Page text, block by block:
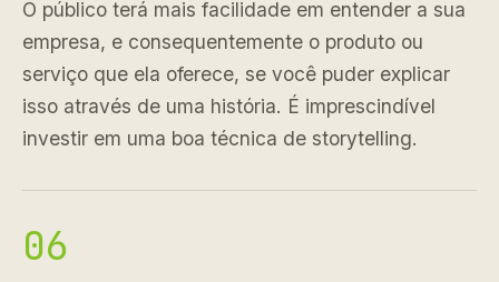
O público terá mais facilidade em entender a sua
empresa, e consequentemente o produto ou
serviço que ela oferece, se você puder explicar
isso através de uma história. É imprescindível
investir em uma boa técnica de storytelling.
06